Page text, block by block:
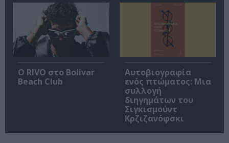
Ο RIVO στο Bolivar
Beach Club
Αυτοβιογραφία
ενός πτώματος: Μια
συλλογή
διηγημάτων του
Σιγκισμούντ
Κρζιζανόφσκι